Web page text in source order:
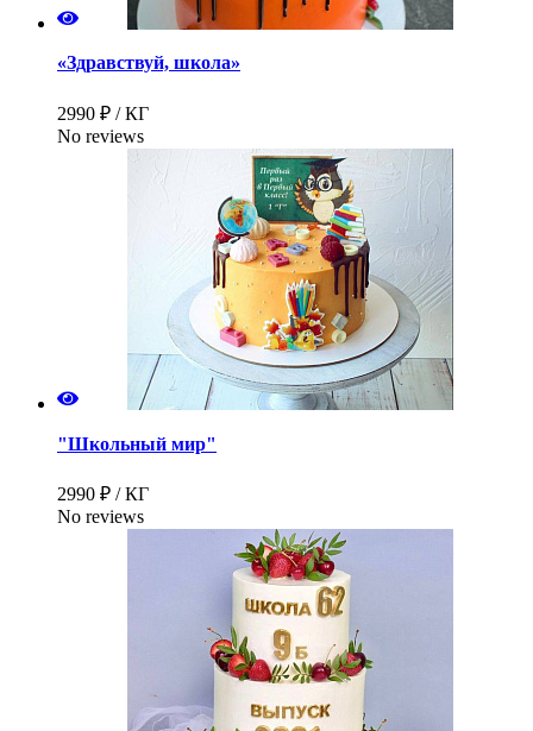
«Здравствуй, школа»
2990 ₽ / КГ
No reviews
"Школьный мир"
2990 ₽ / КГ
No reviews